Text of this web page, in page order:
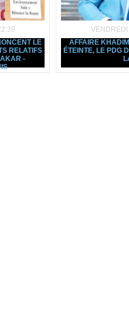
LE
RELATIFS
-
AFFAIRE
ÉTEINTE, LE PDG